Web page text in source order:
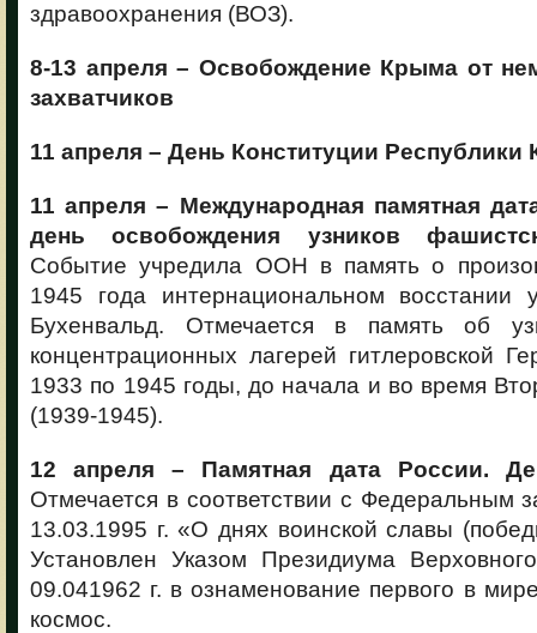
здравоохранения (ВОЗ).
8-13 апреля – Освобождение Крыма от
захватчиков
11 апреля – День Конституции
11 апреля – Международная памятная
день освобождения узников
Событие учредила ООН в память о
1945 года интернациональном восстании
Бухенвальд. Отмечается в память об
концентрационных лагерей гитлеровской
1933 по 1945 годы, до начала и во время
(1939-1945).
12 апреля – Памятная дата России.
Отмечается в соответствии с Федеральным
13.03.1995 г. «О днях воинской славы
Установлен Указом Президиума
09.041962 г. в ознаменование первого в
космос.